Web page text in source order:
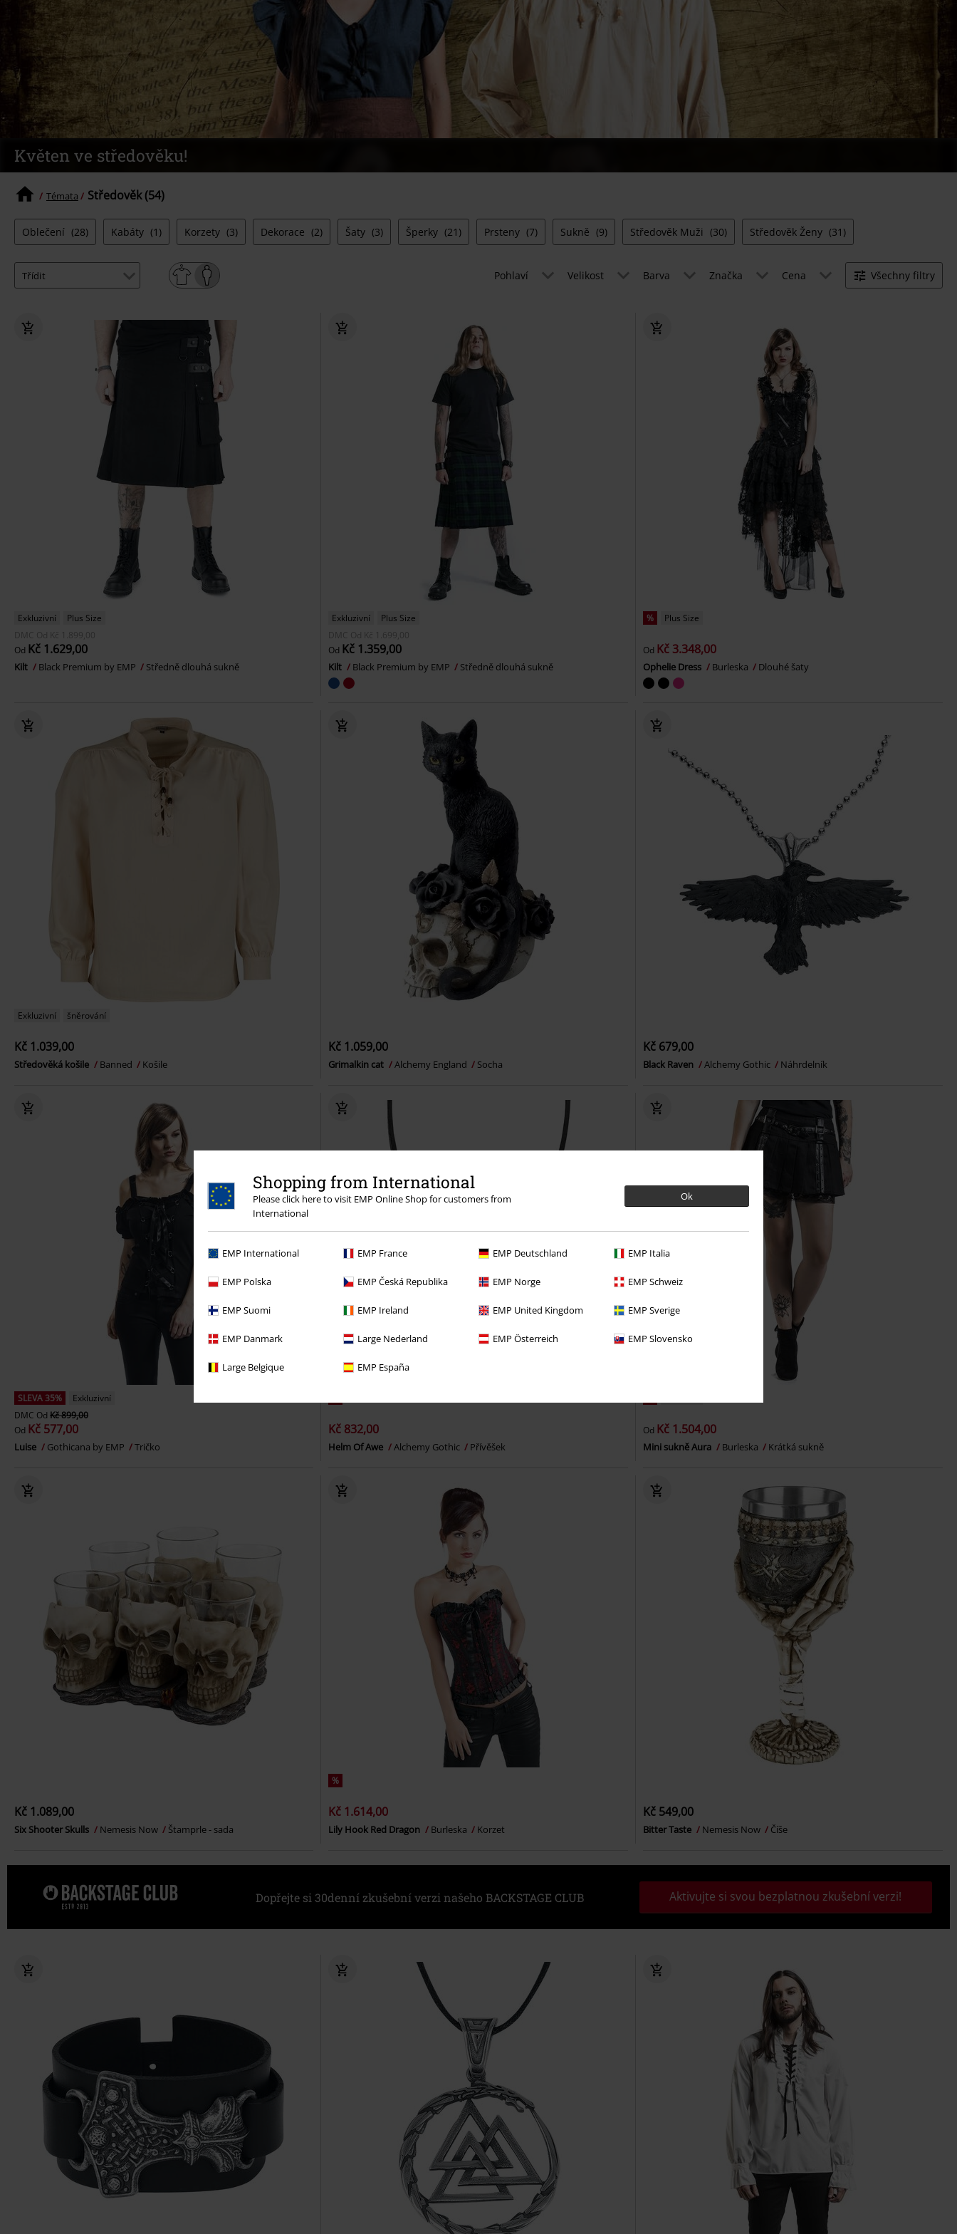
Shopping from International
Please click here to visit EMP Online Shop for customers from
International
Ok
EMP International EMP France EMP Deutschland EMP Italia
EMP Polska EMP Česká Republika EMP Norge EMP Schweiz
EMP Suomi EMP Ireland EMP United Kingdom EMP Sverige
EMP Danmark Large Nederland EMP Österreich EMP Slovensko
Large Belgique EMP España
Květen ve středověku!
Témata Středověk (54)
Oblečení (28) Kabáty (1) Korzety (3) Dekorace (2) Šaty (3) Šperky (21) Prsteny (7) Sukně (9) Středověk Muži (30) Středověk Ženy (31)
Pohlaví Velikost Barva Značka Cena Všechny filtry
Exkluzivní
Plus Size
DMC Od Kč 1.899,00
Od Kč 1.629,00
Kilt Black Premium by EMP Středně dlouhá sukně
Exkluzivní
Plus Size
DMC Od Kč 1.699,00
Od Kč 1.359,00
Kilt Black Premium by EMP Středně dlouhá sukně
% Plus Size
Od Kč 3.348,00
Ophelie Dress Burleska Dlouhé šaty
Exkluzivní šněrování
Kč 1.039,00
Středověká košile Banned Košile
Kč 1.059,00
Grimalkin cat Alchemy England Socha
Kč 679,00
Black Raven Alchemy Gothic Náhrdelník
SLEVA 35%
Exkluzivní
DMC Od Kč 899,00
Od Kč 577,00
Luise Gothicana by EMP Tričko
Kč 832,00
Helm Of Awe Alchemy Gothic Přívěšek
Od Kč 1.504,00
Mini sukně Aura Burleska Krátká sukně
Kč 1.089,00
Six Shooter Skulls Nemesis Now Štamprle - sada
%
Kč 1.614,00
Lily Hook Red Dragon Burleska Korzet
Kč 549,00
Bitter Taste Nemesis Now Číše
Dopřejte si 30denní zkušební verzi našeho BACKSTAGE CLUB Aktivujte si svou bezplatnou zkušební verzi!